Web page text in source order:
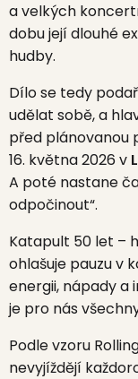
a velkých
dobu její dlouhé
hudby.
Dílo se tedy
udělat sobě, a
před plánovanou
16. května 2026 v
A poté nastane
odpočinout“.
Katapult 50 let –
ohlašuje pauzu v
energii, nápady a
je pro nás
Podle vzoru
nevyjíždějí